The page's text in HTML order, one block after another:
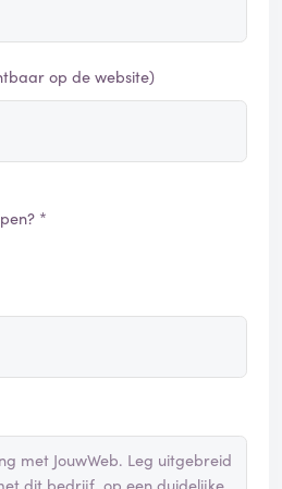
op de website)
*